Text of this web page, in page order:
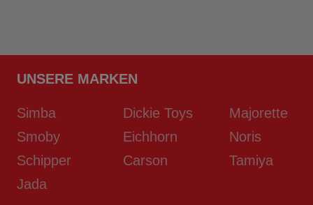
UNSERE MARKEN
Simba Dickie Toys
Majorette
Smoby
Eichhorn
Noris
Schipper
Carson
Tamiya
Jada